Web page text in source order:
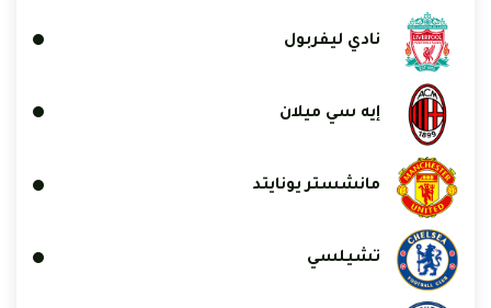
نادي ليفربول
إيه سي ميلان
مانشستر يونايتد
تشيلسي